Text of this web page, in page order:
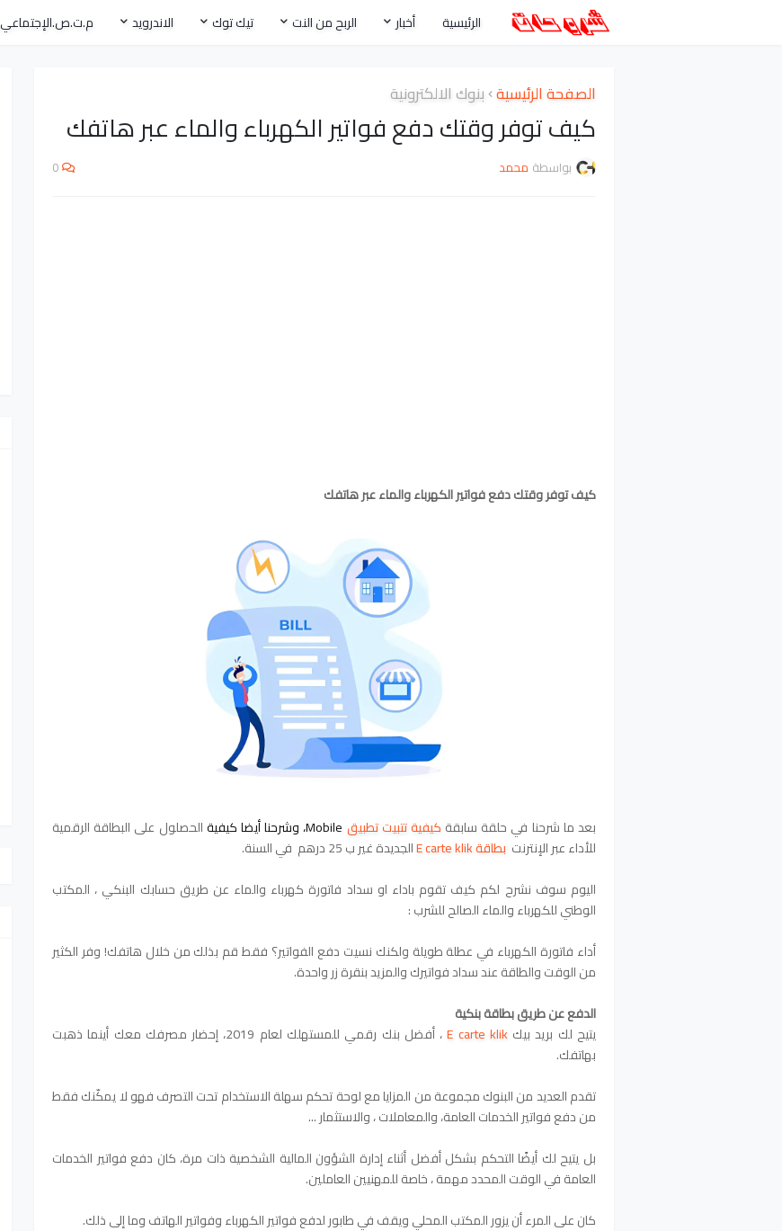
الرئيسية أخبار الربح من النت تيك توك الاندرويد م.ت.ص.الإجتماعي
الصفحة الرئيسية بنوك الالكترونية
كيف توفر وقتك دفع فواتير الكهرباء والماء عبر هاتفك
بواسطة محمد 0
كيف توفر وقتك دفع فواتير الكهرباء والماء عبر هاتفك
بعد ما شرحنا في حلقة سابقة كيفية تتبيت تطبيق ، وشرحنا أيضا كيفية الحصلول على البطاقة الرقمية
للأداء عبر الإنترنت بطاقة E carte klik
الجديدة غير ب 25 درهم في السنة.
اليوم سوف نشرح لكم كيف تقوم باداء او سداد فاتورة كهرباء والماء عن طريق حسابك البنكي ، المكتب
الوطني للكهرباء والماء الصالح للشرب :
أداء فاتورة الكهرباء في عطلة طويلة ولكنك نسيت دفع الفواتير؟ فقط قم بذلك من خلال هاتفك! وفر الكثير
من الوقت والطاقة عند سداد فواتيرك والمزيد بنقرة زر واحدة.
الدفع عن طريق بطاقة بنكية
يتيح لك بريد بيكE carte klik
، أفضل بنك رقمي للمستهلك لعام 2019، إحضار مصرفك معك أينما ذهبت
بهاتفك.
تقدم العديد من البنوك مجموعة من المزايا مع لوحة تحكم سهلة الاستخدام تحت التصرففهو لا يمكّنك فقط
من دفع فواتير الخدمات العامة، والمعاملات ، والاستثمار ...
بل يتيح لك أيضًا التحكم بشكل أفضل أثناء إدارة الشؤون المالية الشخصية ذات مرة، كان دفع فواتير الخدمات
العامة في الوقت المحدد مهمة ، خاصة للمهنيين العاملين.
كان على المرء أن يزور المكتب المحلي ويقف في طابور لدفع فواتير الكهرباء وفواتير الهاتف وما إلى ذلك.